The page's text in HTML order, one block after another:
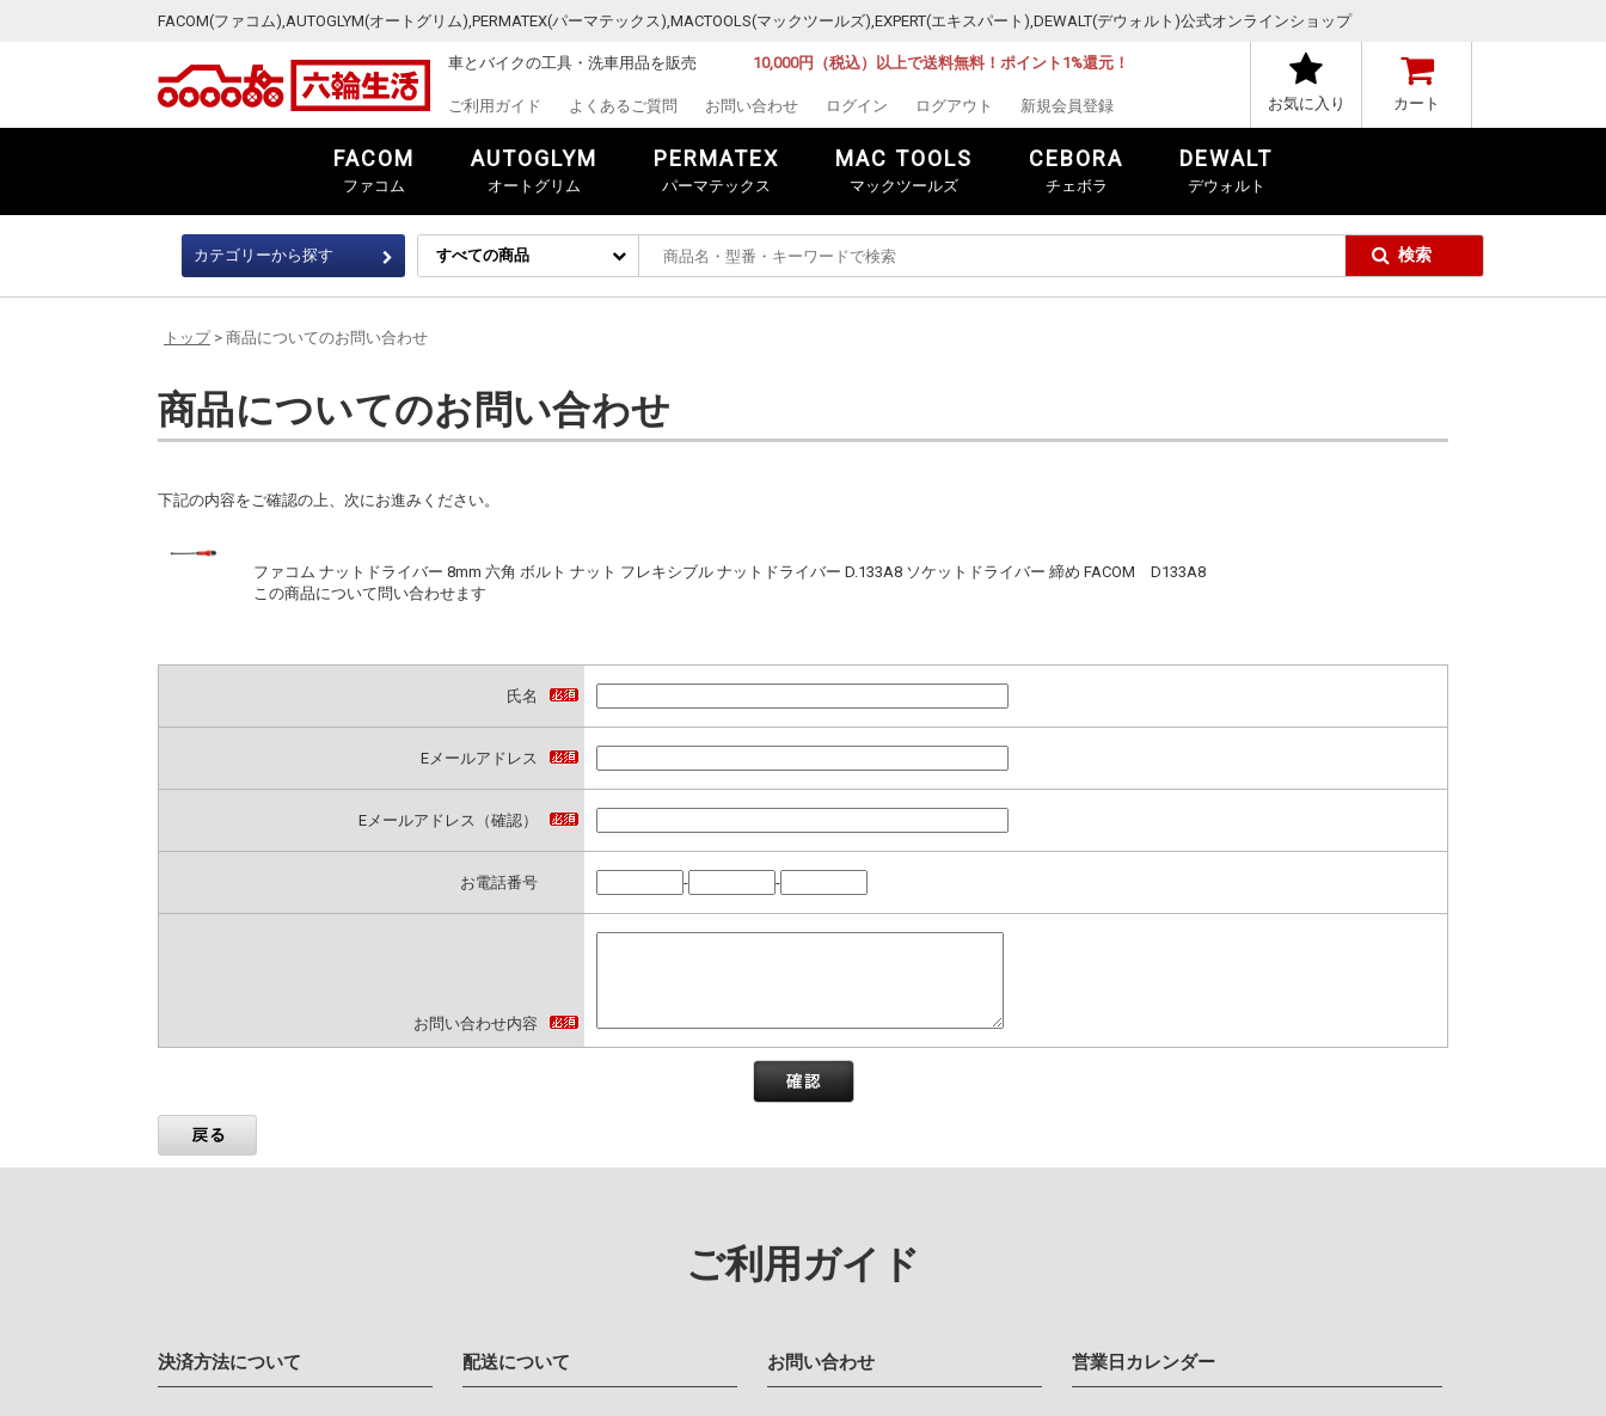
FACOM(ファコム),AUTOGLYM(オートグリム),PERMATEX(パーマテックス),MACTOOLS(マックツールズ),EXPERT(エキスパート),DEWALT(デウォルト)公式オンラインショップ
車とバイクの工具・洗車用品を販売 10,000円（税込）以上で送料無料！ポイント1%還元！
ご利用ガイド よくあるご質問 お問い合わせ ログイン ログアウト 新規会員登録 お気に入り カート
FACOM
ファコム
AUTOGLYM
オートグリム
PERMATEX
パーマテックス
MAC TOOLS
マックツールズ
CEBORA
チェボラ
DEWALT
デウォルト
カテゴリーから探す
トップ> 商品についてのお問い合わせ
商品についてのお問い合わせ
下記の内容をご確認の上、次にお進みください。
ファコム ナットドライバー 8mm 六角 ボルト ナット フレキシブル ナットドライバー D.133A8 ソケットドライバー 締め FACOM D133A8
この商品について問い合わせます
氏名
Eメールアドレス
Eメールアドレス（確認）
お電話番号 - -
お問い合わせ内容
ご利用ガイド
決済方法について 配送について お問い合わせ 営業日カレンダー